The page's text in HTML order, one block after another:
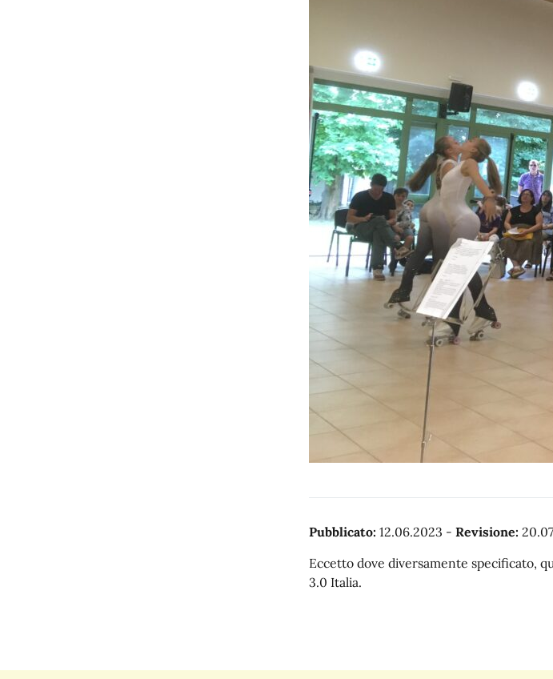
Pubblicato: 12.06.2023 - Revisione:
Eccetto dove diversamente specificato,
3.0 Italia.